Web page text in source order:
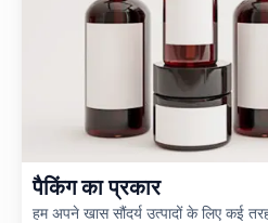
पैकिंग का प्रकार
हम अपने खास सौंदर्य उत्पादों के लिए कई